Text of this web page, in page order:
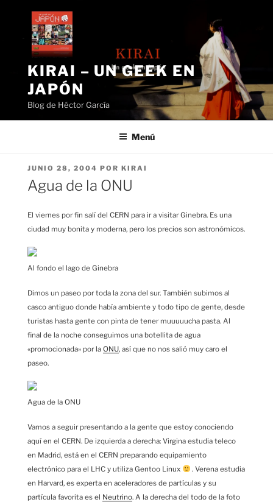
contenido
KIRAI – UN GEEK EN
JAPÓN
Blog de Héctor García
Menú
PUBLICADO
EL
JUNIO 28, 2004 POR KIRAI
Agua de la ONU
El viernes por fin salí del CERN para ir a visitar Ginebra. Es una
ciudad muy bonita y moderna, pero los precios son astronómicos.
Al fondo el lago de Ginebra
Dimos un paseo por toda la zona del sur. También subimos al
casco antiguo donde había ambiente y todo tipo de gente, desde
turistas hasta gente con pinta de tener muuuuucha pasta. Al
final de la noche conseguimos una botellita de agua
«promocionada» por la ONU, así que no nos salió muy caro el
paseo.
Agua de la ONU
Vamos a seguir presentando a la gente que estoy conociendo
aquí en el CERN. De izquierda a derecha: Virgina estudia teleco
en Madrid, está en el CERN preparando equipamiento
electrónico para el LHC y utiliza Gentoo Linux
. Verena estudia
en Harvard, es experta en aceleradores de partículas y su
partícula favorita es el Neutrino. A la derecha del todo de la foto